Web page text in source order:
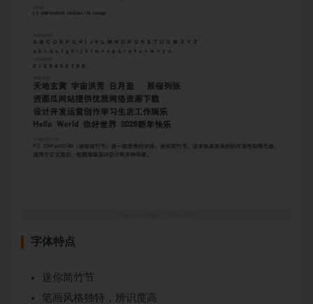
字体特点
迷你简竹节
笔画风格独特，辨识度高